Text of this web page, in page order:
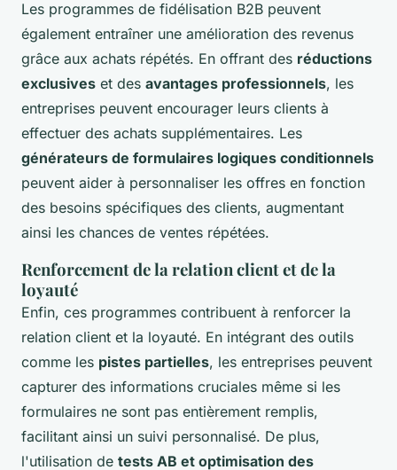
Les programmes de fidélisation B2B peuvent
également entraîner une amélioration des revenus
grâce aux achats répétés. En offrant des réductions
exclusives et des avantages professionnels, les
entreprises peuvent encourager leurs clients à
effectuer des achats supplémentaires. Les
générateurs de formulaires logiques conditionnels
peuvent aider à personnaliser les offres en fonction
des besoins spécifiques des clients, augmentant
ainsi les chances de ventes répétées.
Renforcement de la relation client et de la
loyauté
Enfin, ces programmes contribuent à renforcer la
relation client et la loyauté. En intégrant des outils
comme les pistes partielles, les entreprises peuvent
capturer des informations cruciales même si les
formulaires ne sont pas entièrement remplis,
facilitant ainsi un suivi personnalisé. De plus,
l'utilisation de tests AB et optimisation des